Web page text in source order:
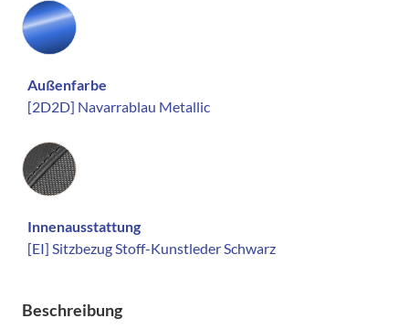
Außenfarbe
[2D2D] Navarrablau Metallic
Innenausstattung
Innenausstattung
[EI] Sitzbezug Stoff-Kunstleder Schwarz
Beschreibung